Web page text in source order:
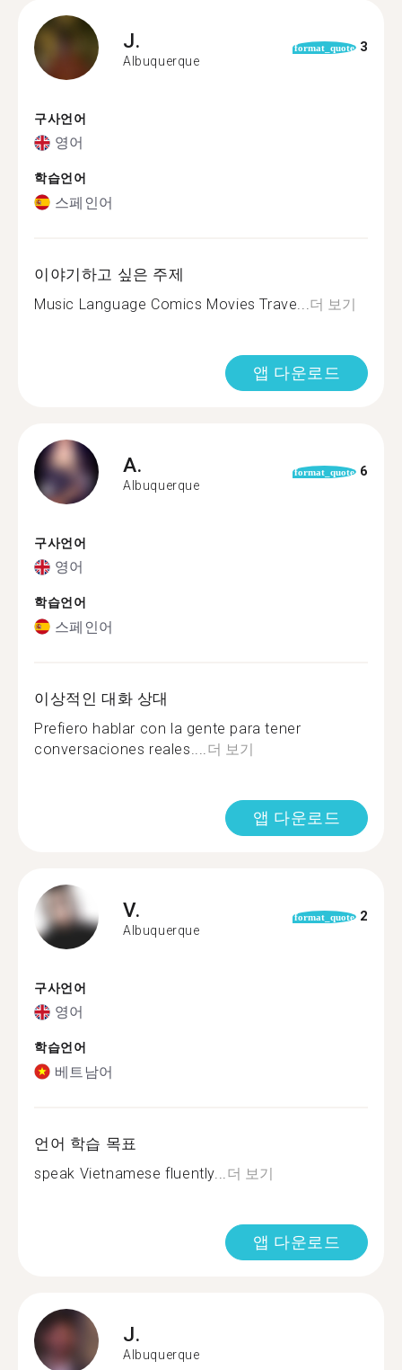
J.
Albuquerque
format_quote 3
구사언어
영어
학습언어
스페인어
이야기하고 싶은 주제
Music Language Comics Movies Trave... 더 보기
앱 다운로드
A.
Albuquerque
format_quote 6
구사언어
영어
학습언어
스페인어
이상적인 대화 상대
Prefiero hablar con la gente para tener
conversaciones reales.... 더 보기
앱 다운로드
V.
Albuquerque
format_quote 2
구사언어
영어
학습언어
베트남어
언어 학습 목표
speak Vietnamese fluently... 더 보기
앱 다운로드
J.
Albuquerque